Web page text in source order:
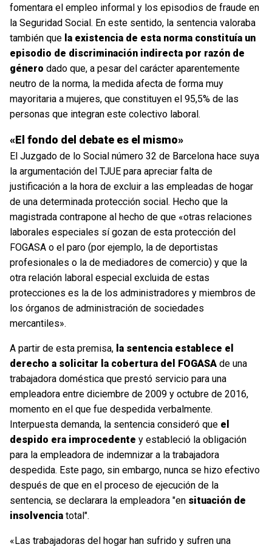
fomentara el empleo informal y los episodios de fraude en
la Seguridad Social. En este sentido, la sentencia valoraba
también que la existencia de esta norma constituía un
episodio de discriminación indirecta por razón de
género dado que, a pesar del carácter aparentemente
neutro de la norma, la medida afecta de forma muy
mayoritaria a mujeres, que constituyen el 95,5% de las
personas que integran este colectivo laboral.
«El fondo del debate es el mismo»
El Juzgado de lo Social número 32 de Barcelona hace suya
la argumentación del TJUE para apreciar falta de
justificación a la hora de excluir a las empleadas de hogar
de una determinada protección social. Hecho que la
magistrada contrapone al hecho de que «otras relaciones
laborales especiales sí gozan de esta protección del
FOGASA o el paro (por ejemplo, la de deportistas
profesionales o la de mediadores de comercio) y que la
otra relación laboral especial excluida de estas
protecciones es la de los administradores y miembros de
los órganos de administración de sociedades
mercantiles».
A partir de esta premisa, la sentencia establece el
derecho a solicitar la cobertura del FOGASA de una
trabajadora doméstica que prestó servicio para una
empleadora entre diciembre de 2009 y octubre de 2016,
momento en el que fue despedida verbalmente.
Interpuesta demanda, la sentencia consideró que el
despido era improcedente y estableció la obligación
para la empleadora de indemnizar a la trabajadora
despedida. Este pago, sin embargo, nunca se hizo efectivo
después de que en el proceso de ejecución de la
sentencia, se declarara la empleadora "en situación de
insolvencia total".
«Las trabajadoras del hogar han sufrido y sufren una